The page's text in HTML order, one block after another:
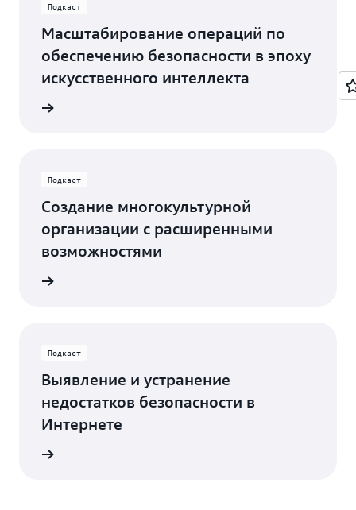
Подкаст
Масштабирование операций по
обеспечению безопасности в эпоху
искусственного интеллекта
Подкаст
Создание многокультурной
организации с расширенными
возможностями
Подкаст
Выявление и устранение
недостатков безопасности в
Интернете